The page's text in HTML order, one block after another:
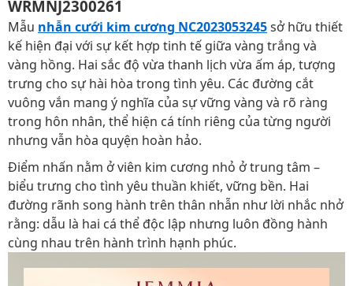
WRMNJ2300261
Mẫu nhẫn cưới kim cương NC2023053245sở hữu thiết
kế hiện đại với sự kết hợp tinh tế giữa vàng trắng và
vàng hồng. Hai sắc độ vừa thanh lịch vừa ấm áp, tượng
trưng cho sự hài hòa trong tình yêu. Các đường cắt
vuông vắn mang ý nghĩa của sự vững vàng và rõ ràng
trong hôn nhân, thể hiện cá tính riêng của từng người
nhưng vẫn hòa quyện hoàn hảo.
Điểm nhấn nằm ở viên kim cương nhỏ ở trung tâm –
biểu trưng cho tình yêu thuần khiết, vững bền. Hai
đường rãnh song hành trên thân nhẫn như lời nhắc nhở
rằng: dẫu là hai cá thể độc lập nhưng luôn đồng hành
cùng nhau trên hành trình hạnh phúc.